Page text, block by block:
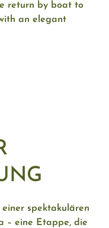
return by boat to
an elegant
spektakulären
– eine Etappe, die